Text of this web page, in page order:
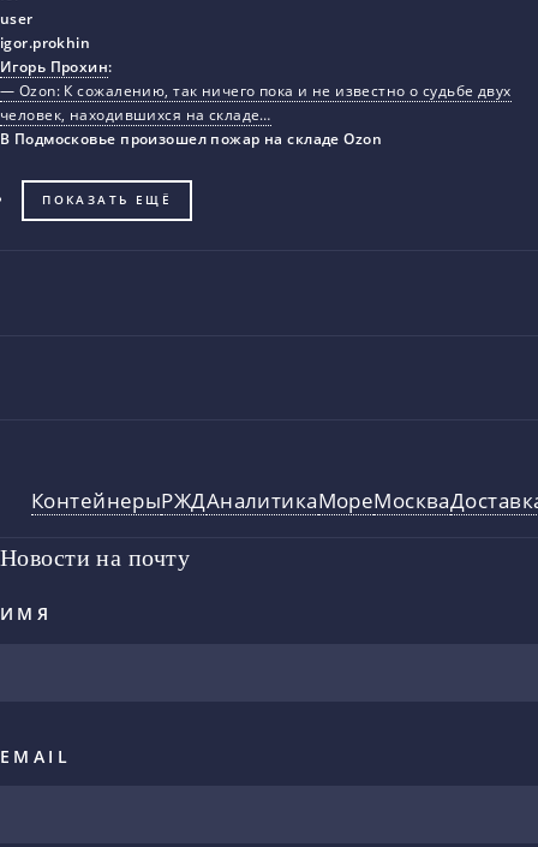
Игорь Прохин:
— Ozon: К сожалению, так ничего пока и не известно о судьбе двух
человек, находившихся на складе…
В Подмосковье произошел пожар на складе Ozon
ПОКАЗАТЬ ЕЩЁ
КонтейнерыРЖДАналитикаМореМосква
Новости на почту
ИМЯ
EMAIL